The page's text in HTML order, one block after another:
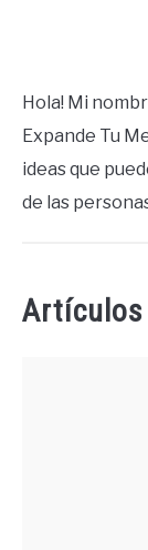
Hola! Mi
Expande Tu
ideas que
de las
Artículos